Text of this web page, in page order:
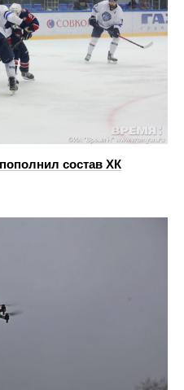
состав ХК